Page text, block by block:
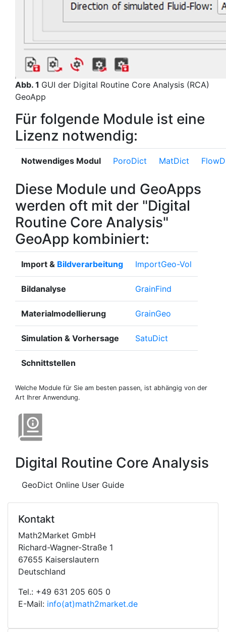
Abb. 1 GUI der Digital Routine Core Analysis (RCA)
GeoApp
Für folgende Module ist eine
Lizenz notwendig:
Notwendiges Modul PoroDict MatDict Flow
Diese Module und GeoApps
werden oft mit der "Digital
Routine Core Analysis"
GeoApp kombiniert:
Import & Bildverarbeitung ImportGeo-Vol
Bildanalyse GrainFind
Materialmodellierung GrainGeo
Simulation & Vorhersage SatuDict
Schnittstellen
Welche Module für Sie am besten passen, ist abhängig von der
Art Ihrer Anwendung.
Digital Routine Core Analysis
GeoDict Online User Guide
Kontakt
Math2Market GmbH
Richard-Wagner-Straße 1
67655 Kaiserslautern
Deutschland
Tel.: +49 631 205 605 0
E-Mail: info(at)math2market.de